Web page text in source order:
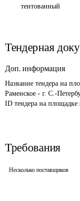
тентованный
Тендерная
Доп. информация
Название тендера на
Раменское - г. С.-
ID тендера на площадке
Требования
Несколько поставщиков